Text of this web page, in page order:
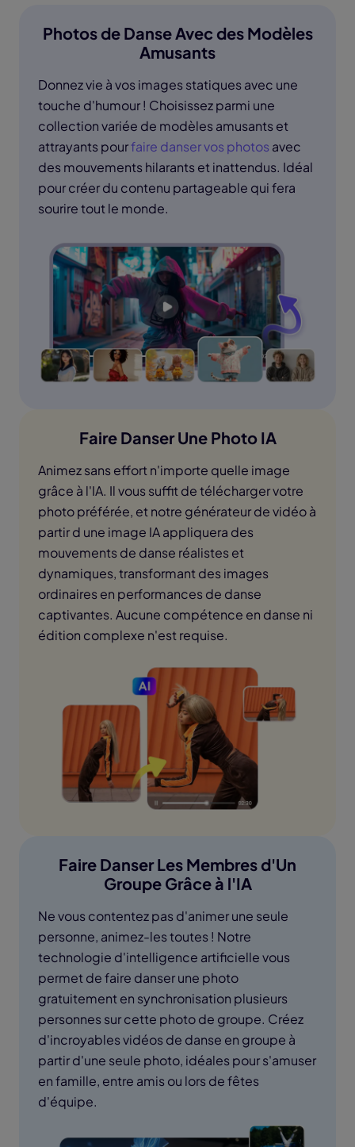
Photos de Danse Avec des Modèles
Amusants
Donnez vie à vos images statiques avec une
touche d'humour ! Choisissez parmi une
collection variée de modèles amusants et
attrayants pourfaire danser vos photos avec
des mouvements hilarants et inattendus. Idéal
pour créer du contenu partageable qui fera
sourire tout le monde.
Faire Danser Une Photo IA
Animez sans effort n'importe quelle image
grâce à l'IA. Il vous suffit de télécharger votre
photo préférée, et notre générateur de vidéo à
partir d une image IA appliquera des
mouvements de danse réalistes et
dynamiques, transformant des images
ordinaires en performances de danse
captivantes. Aucune compétence en danse ni
édition complexe n'est requise.
Faire Danser Les Membres d'Un
Groupe Grâce à l'IA
Ne vous contentez pas d'animer une seule
personne, animez-les toutes ! Notre
technologie d'intelligence artificielle vous
permet de faire danser une photo
gratuitement en synchronisation plusieurs
personnes sur cette photo de groupe. Créez
d'incroyables vidéos de danse en groupe à
partir d'une seule photo, idéales pour s'amuser
en famille, entre amis ou lors de fêtes
d'équipe.